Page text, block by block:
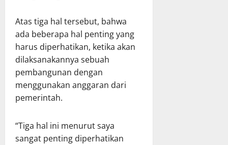
Atas tiga hal tersebut, bahwa
ada beberapa hal penting yang
harus diperhatikan, ketika akan
dilaksanakannya sebuah
pembangunan dengan
menggunakan anggaran dari
pemerintah.
“Tiga hal ini menurut saya
sangat penting diperhatikan